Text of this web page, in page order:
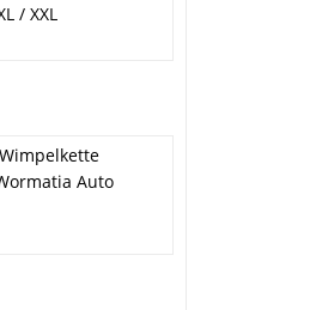
/ XXL
Auto